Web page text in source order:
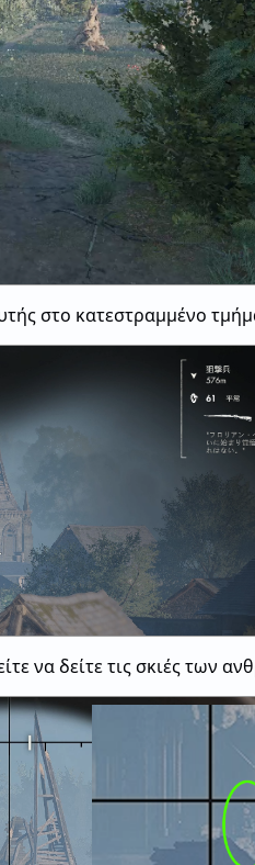
στο κατεστραμμένο
να δείτε τις σκιές των